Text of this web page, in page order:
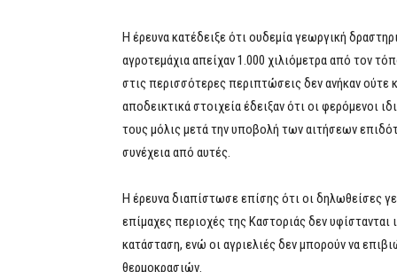
Η έρευνα κατέδειξε ότι ουδεμία γεωργική
αγροτεμάχια απείχαν 1.000 χιλιόμετρα από τον
στις περισσότερες περιπτώσεις δεν ανήκαν
αποδεικτικά στοιχεία έδειξαν ότι οι φερόμενοι
τους μόλις μετά την υποβολή των αιτήσεων
συνέχεια από αυτές.
Η έρευνα διαπίστωσε επίσης ότι οι δηλωθείσες
επίμαχες περιοχές της Καστοριάς δεν
κατάσταση, ενώ οι αγριελιές δεν μπορούν να
θερμοκρασιών.